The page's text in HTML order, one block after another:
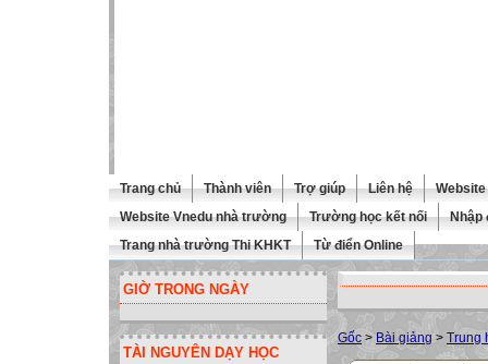
Trang chủ Thành viên Trợ giúp Liên hệ
Website Vnedu nhà trường
Trường học kết nối
Nhập
Trang nhà trường Thi KHKT
Từ điển Online
GIỜ TRONG NGÀY
TÀI NGUYÊN DẠY HỌC
Gốc > Bài giảng > Trung